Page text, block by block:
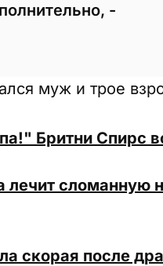
-
муж и трое
Бритни Спирс
сломанную
скорая после